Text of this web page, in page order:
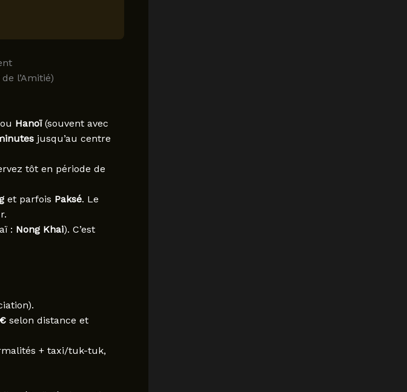
l’Amitié)
Hanoï(souvent avec
jusqu’au centre
tôt en période de
et parfois Paksé. Le
: Nong Khai). C’est
selon distance et
+ taxi/tuk-tuk,